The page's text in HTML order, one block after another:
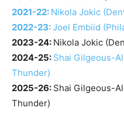
2021-22: Nikola Jokic
2022-23:Joel Embiid
2023-24: Nikola Jokic
2024-25: Shai Gilgeous-
Thunder)
2025-26: Shai Gilgeous-
Thunder)